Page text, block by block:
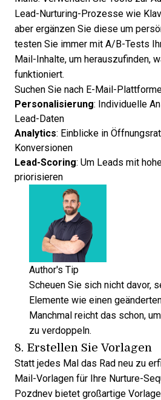
Lead-Nurturing-Prozesse wie
aber ergänzen Sie diese um
testen Sie immer mit A/B-Tests
Mail-Inhalte, um herauszufinden,
funktioniert.
Suchen Sie nach E-Mail-
Personalisierung: Individuelle
Lead-Daten
Analytics: Einblicke in
Konversionen
Lead-Scoring: Um Leads mit
priorisieren
Author's Tip
Scheuen Sie sich nicht davor,
Elemente wie einen
Manchmal reicht das schon,
zu verdoppeln.
8. Erstellen Sie Vorlagen
Statt jedes Mal das Rad neu zu
Mail-Vorlagen für Ihre Nurture-
Pozdnev bietet großartige